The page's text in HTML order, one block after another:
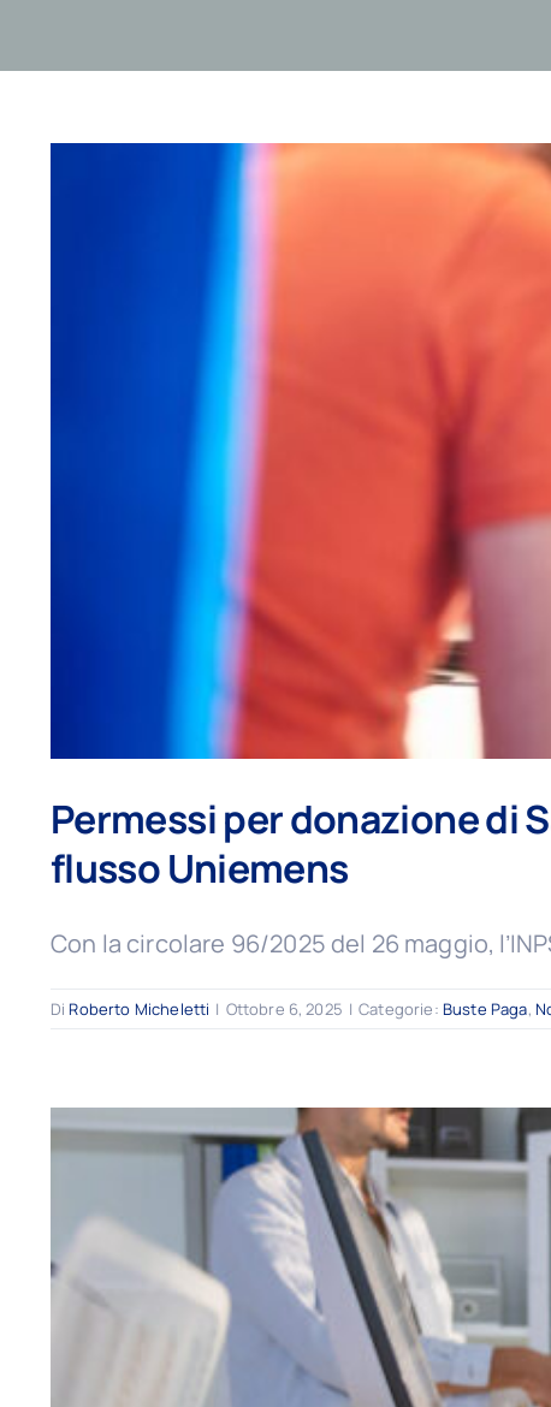
Permessi per donazione di
flusso Uniemens
Con la circolare 96/2025 del 26 maggio,
DiRoberto Micheletti | Ottobre 6, 2025 | Categorie: Buste Paga,